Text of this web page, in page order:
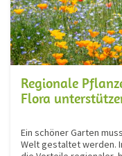
Regionale
Flora
Ein schöner Garten
Welt gestaltet werden.